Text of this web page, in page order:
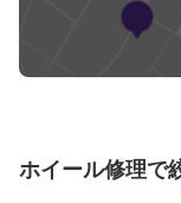
ホイール修理で